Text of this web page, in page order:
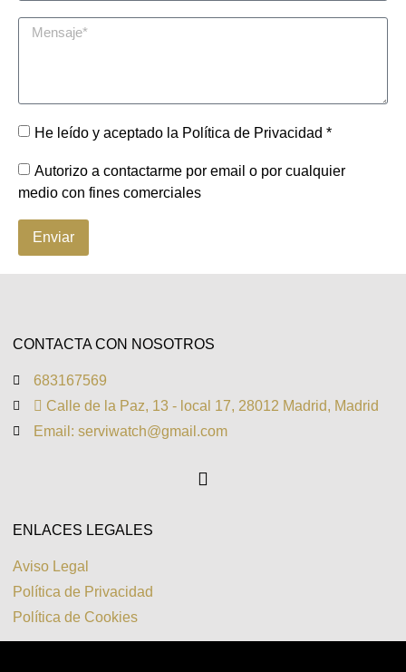
He leído y aceptado la Política de Privacidad *
Autorizo a contactarme por email o por cualquier
medio con fines comerciales
Enviar
CONTACTA CON NOSOTROS
683167569
 Calle de la Paz, 13 - local 17, 28012 Madrid, Madrid
Email: serviwatch@gmail.com
ENLACES LEGALES
Aviso Legal
Política de Privacidad
Política de Cookies